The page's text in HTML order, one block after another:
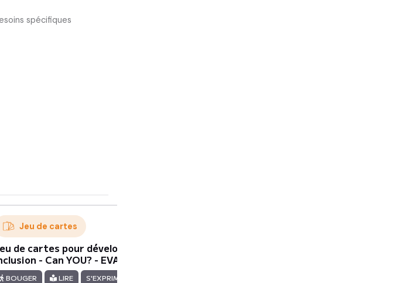
spécifiques
Jeu de cartes
de cartes pour développer empathie, tolérance,
- Can YOU? - EVARS
BOUGER LIRE S'EXPRIMER